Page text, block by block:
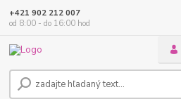
+421 902 212 007
od 8:00 - do 16:00 hod